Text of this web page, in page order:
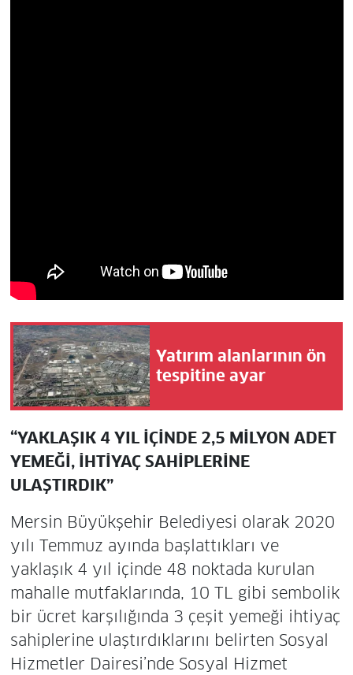
Yatırım alanlarının ön
tespitine ayar
“YAKLAŞIK 4 YIL İÇİNDE 2,5 MİLYON ADET
YEMEĞİ, İHTİYAÇ SAHİPLERİNE
ULAŞTIRDIK”
Mersin Büyükşehir Belediyesi olarak 2020
yılı Temmuz ayında başlattıkları ve
yaklaşık 4 yıl içinde 48 noktada kurulan
mahalle mutfaklarında, 10 TL gibi sembolik
bir ücret karşılığında 3 çeşit yemeği ihtiyaç
sahiplerine ulaştırdıklarını belirten Sosyal
Hizmetler Dairesi’nde Sosyal Hizmet